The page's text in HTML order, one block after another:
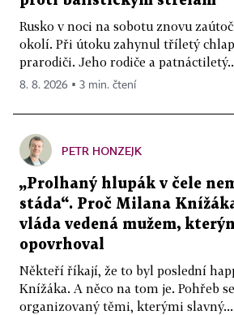
Rusko v noci na sobotu znovu
okolí. Při útoku zahynul tříletý
prarodiči. Jeho rodiče a
8. 8. 2026 ▪ 3 min. čtení
PETR HONZEJK
„Prolhaný hlupák v čele
stáda“. Proč Milana
vláda vedená mužem,
opovrhoval
Někteří říkají, že to byl poslední
Knížáka. A něco na tom je. Pohřeb
organizovaný těmi, kterými slavný...